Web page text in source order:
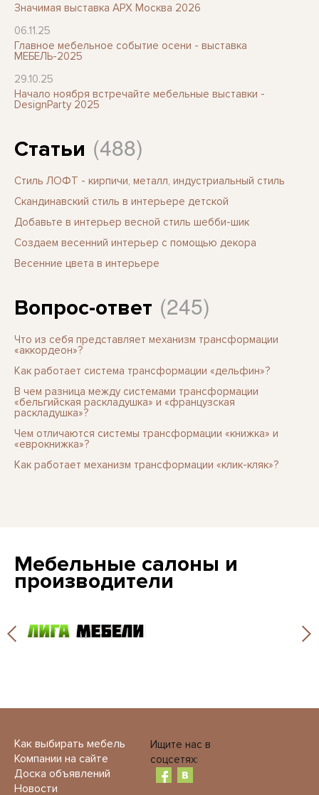
Значимая выставка АРХ Москва 2026
06.11.25
Главное мебельное событие осени - выставка
МЕБЕЛЬ-2025
29.10.25
Начало ноября встречайте мебельные выставки -
DesignParty 2025
Статьи (488)
Стиль ЛОФТ - кирпичи, металл, индустриальный стиль
Скандинавский стиль в интерьере детской
Добавьте в интерьер весной стиль шебби-шик
Создаем весенний интерьер с помощью декора
Весенние цвета в интерьере
Вопрос-ответ (245)
Что из себя представляет механизм трансформации
«аккордеон»?
Как работает система трансформации «дельфин»?
В чем разница между системами трансформации
«бельгийская раскладушка» и «французская
раскладушка»?
Чем отличаются системы трансформации «книжка» и
«еврокнижка»?
Как работает механизм трансформации «клик-кляк»?
Мебельные салоны и
производители
Как выбирать мебель
Компании на сайте
Доска объявлений
Новости
Ищите нас в
соцсетях: